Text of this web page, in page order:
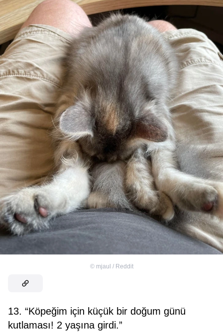
© mjaul / Reddit
13. “Köpeğim için küçük bir doğum günü
kutlaması! 2 yaşına girdi.”